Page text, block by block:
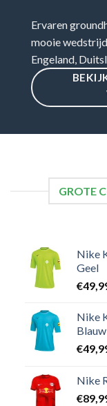
Ervaren
mooie
Engeland,
GROTE
Nike
Geel
€
Nike
Blauw
€
Nike
€